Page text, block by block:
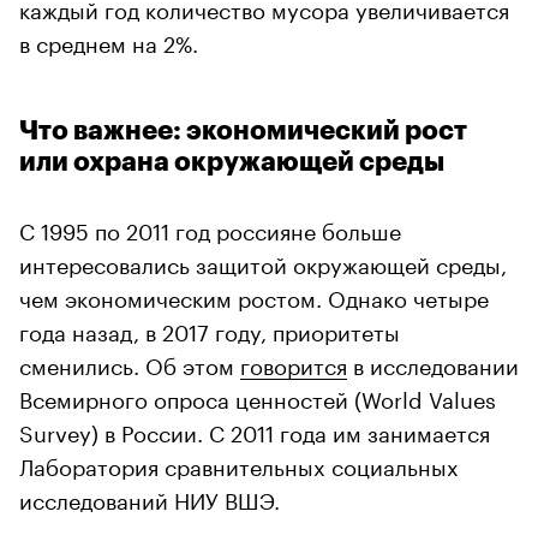
каждый год количество мусора увеличивается
в среднем на 2%.
Что важнее: экономический рост
или охрана окружающей среды
С 1995 по 2011 год россияне больше
интересовались защитой окружающей среды,
чем экономическим ростом. Однако четыре
года назад, в 2017 году, приоритеты
сменились. Об этом говорится в исследовании
Всемирного опроса ценностей (World Values
Survey) в России. С 2011 года им занимается
Лаборатория сравнительных социальных
исследований НИУ ВШЭ.